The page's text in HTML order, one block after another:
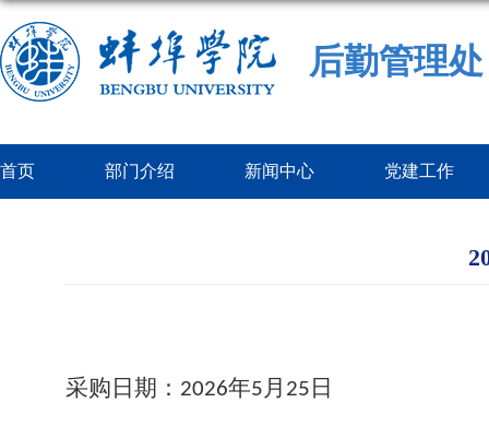
后勤管理处
首页 部门介绍 新闻中心 党建工作
采购日期： 2026年5月 25 日